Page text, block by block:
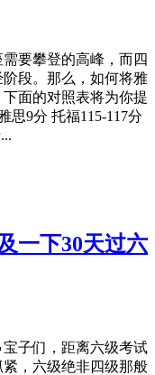
要攀登的高峰，而四
段。那么，如何将雅
面的对照表将为你提
思9分 托福115-117分
一下30天过六
子们，距离六级考试
，六级绝非四级那般